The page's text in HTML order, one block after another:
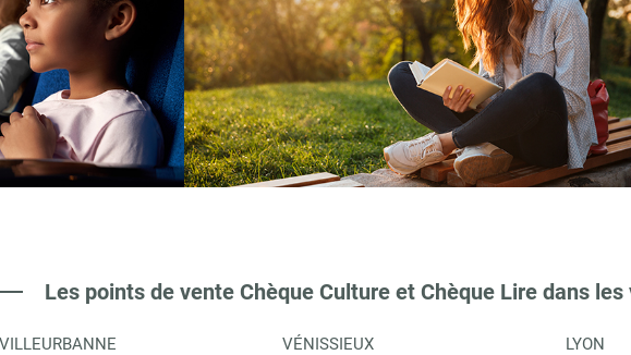
Les points de vente Chèque Culture et Chèque Lire dans
VILLEURBANNE VÉNISSIEUX LYON